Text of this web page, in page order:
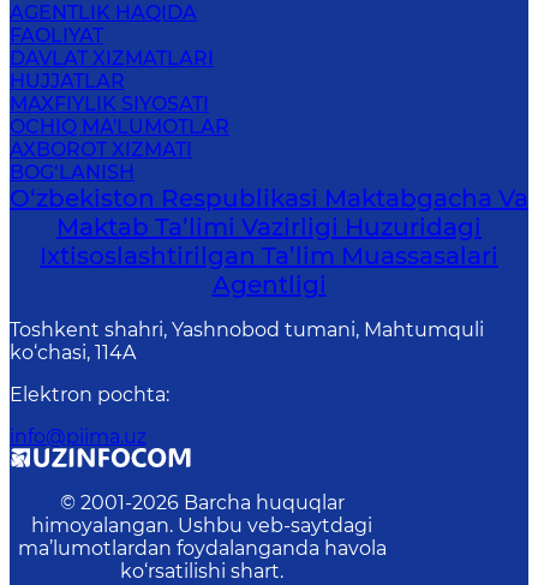
AGENTLIK HAQIDA
FAOLIYAT
DAVLAT XIZMATLARI
HUJJATLAR
MAXFIYLIK SIYOSATI
OCHIQ MA'LUMOTLAR
AXBOROT XIZMATI
BOG‘LANISH
O‘zbekiston Respublikasi Maktabgacha Va
Maktab Ta’limi Vazirligi Huzuridagi
Ixtisoslashtirilgan Ta’lim Muassasalari
Agentligi
Toshkent shahri, Yashnobod tumani, Mahtumquli
ko‘chasi, 114A
Elektron pochta:
info@piima.uz
© 2001-2026 Barcha huquqlar
himoyalangan. Ushbu veb-saytdagi
ma’lumotlardan foydalanganda havola
ko‘rsatilishi shart.